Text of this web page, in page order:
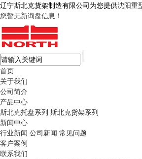
辽宁斯北克货架制造有限公司为您提供沈阳重
您暂无新询盘信息！
首页
关于我们
公司简介
产品中心
斯北克托盘系列 斯北克货架系列
新闻中心
行业新闻 公司新闻 常见问题
客户案例
联系我们